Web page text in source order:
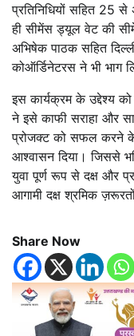
प्रतिनिधियों सहित 25
ही सीमेंस ड्यूल वेट की
अभिषेक पाठक सहित
कोऑर्डिनेटरस ने भी भाग
इस कार्यक्रम के उद्देश्य
ने इसे काफी सराहा और
प्रोजक्ट को सफल करने के
आश्वासन दिया। जिससे
युवा पूर्ण रूप से दक्ष और
आगामी दक्ष श्रमिक
Share Now